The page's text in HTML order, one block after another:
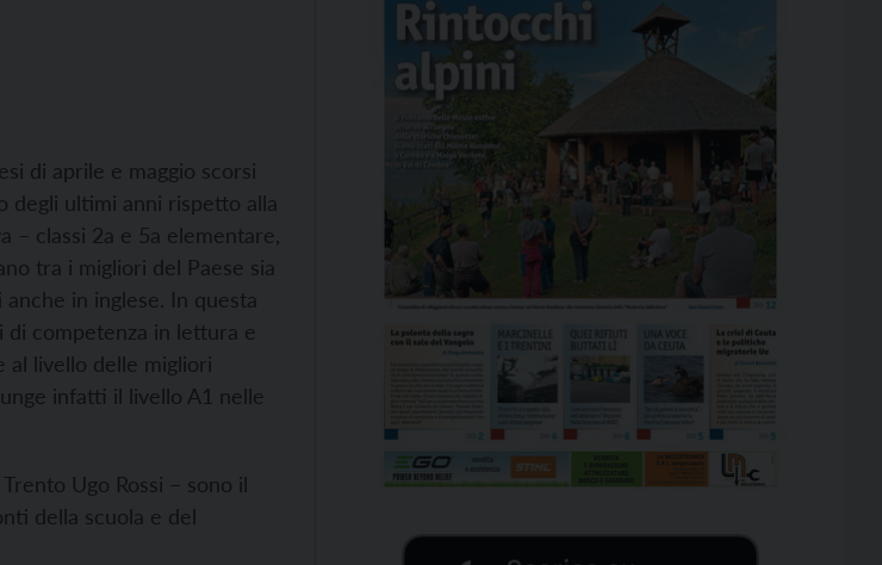
di aprile e maggio scorsi
degli ultimi anni rispetto alla
classi 2a e 5a elementare,
tra i migliori del Paese sia
in inglese. In questa
di competenza in lettura e
al livello delle migliori
infatti il livello A1 nelle
Ugo Rossi – sono il
della scuola e del